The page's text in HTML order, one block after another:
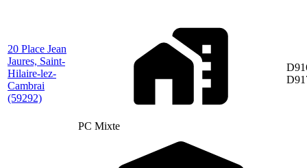
20 Place Jean
Jaures, Saint-
Hilaire-lez-
Cambrai
(59292)
PC Mixte